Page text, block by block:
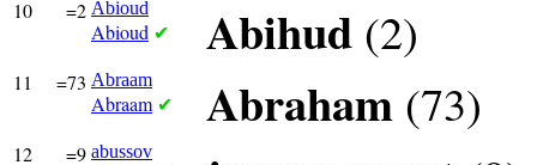
10 =2 Abioud
Abioud ✔ Abihud (2)
11 =73 Abraam
Abraam ✔ Abraham (73)
12 =9 abussov